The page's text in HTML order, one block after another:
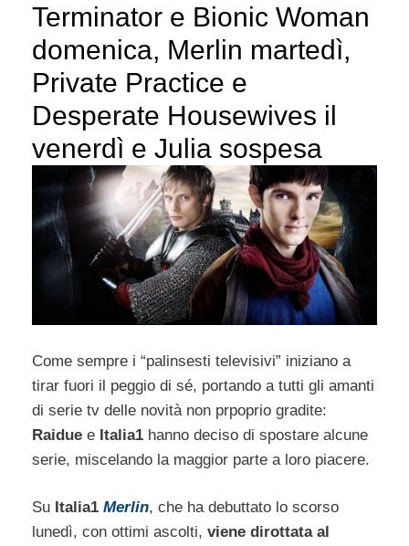
Terminator e Bionic Woman
domenica, Merlin martedì,
Private Practice e
Desperate Housewives il
venerdì e Julia sospesa
Come sempre i “palinsesti televisivi” iniziano a
tirar fuori il peggio di sé, portando a tutti gli amanti
di serie tv delle novità non prpoprio gradite:
Raidue e Italia1 hanno deciso di spostare alcune
serie, miscelando la maggior parte a loro piacere.
Su Italia1 Merlin, che ha debuttato lo scorso
lunedì, con ottimi ascolti, viene dirottata al